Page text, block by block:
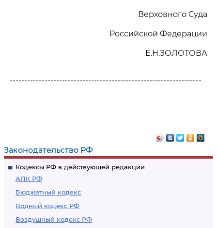
Законодательство РФ
Кодексы РФ в действующей редакции
АПК РФ
Бюджетный кодекс
Водный кодекс РФ
Воздушный кодекс РФ
Верховного Суда
Российской Федерации
Е.Н.ЗОЛОТОВА
------------------------------------------------------------------